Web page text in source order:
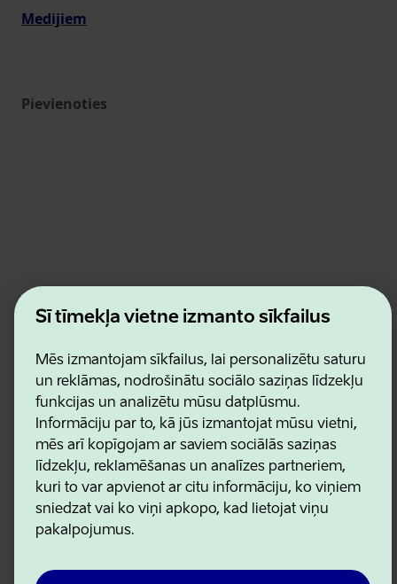
Šī tīmekļa vietne izmanto sīkfailus
Mēs izmantojam sīkfailus, lai personalizētu saturu
un reklāmas, nodrošinātu sociālo saziņas līdzekļu
funkcijas un analizētu mūsu datplūsmu.
Informāciju par to, kā jūs izmantojat mūsu vietni,
mēs arī kopīgojam ar saviem sociālās saziņas
līdzekļu, reklamēšanas un analīzes partneriem,
kuri to var apvienot ar citu informāciju, ko viņiem
sniedzat vai ko viņi apkopo, kad lietojat viņu
pakalpojumus.
Medijiem
Pievienoties
Estonian Business and Innovation Agency
Kontakti
Lietošanas noteikumi
Sīkdatņu un konfidencialitātes politika